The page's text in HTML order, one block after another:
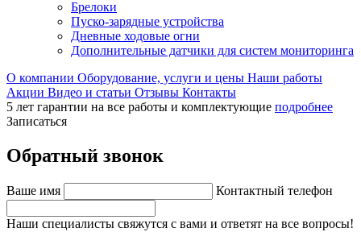
Брелоки
Пуско-зарядные устройства
Дневные ходовые огни
Дополнительные датчики для систем мониторинга
О компании Оборудование, услуги и цены Наши работы
Акции Видео и статьи Отзывы Контакты
5 лет гарантии на все работы и комплектующие подробнее
Записаться
Обратный звонок
Ваше имя Контактный телефон
Наши специалисты свяжутся с вами и ответят на все вопросы!